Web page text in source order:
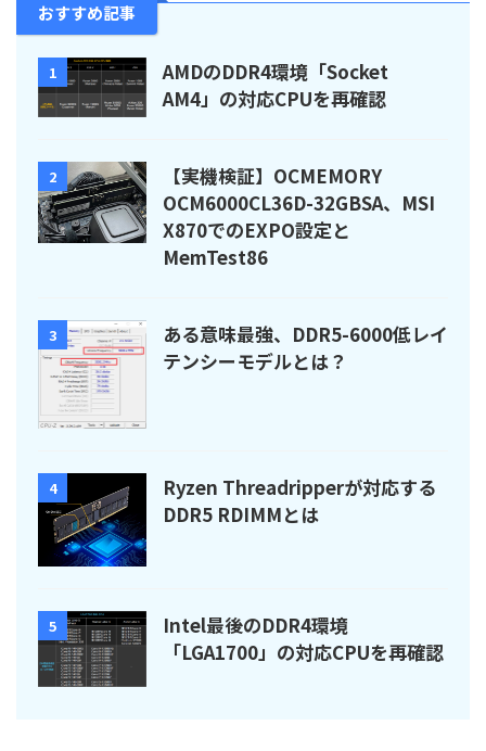
おすすめ記事
1
AMDのDDR4環境「Socket
AM4」の対応CPUを再確認
2
【実機検証】OCMEMORY
OCM6000CL36D-32GBSA、MSI
X870でのEXPO設定と
MemTest86
3
ある意味最強、DDR5-6000低レイ
テンシーモデルとは？
4
Ryzen Threadripperが対応する
DDR5 RDIMMとは
5
Intel最後のDDR4環境
「LGA1700」の対応CPUを再確認